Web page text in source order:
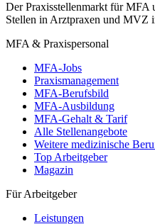
Der Praxisstellenmarkt für MFA
Stellen in Arztpraxen und MVZ
MFA & Praxispersonal
MFA-Jobs
Praxismanagement
MFA-Berufsbild
MFA-Ausbildung
MFA-Gehalt & Tarif
Alle Stellenangebote
Weitere medizinische
Top Arbeitgeber
Magazin
Für Arbeitgeber
Leistungen